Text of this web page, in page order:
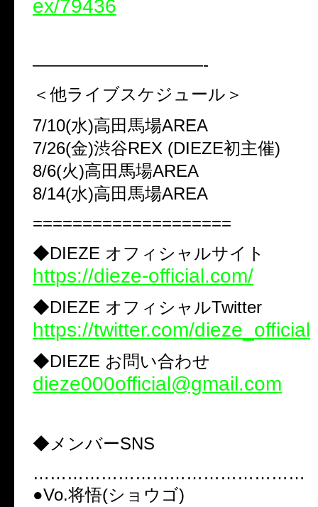
ex/79436
——————————-
＜他ライブスケジュール＞
7/10(水)高田馬場AREA
7/26(金)渋谷REX (DIEZE初主催)
8/6(火)高田馬場AREA
8/14(水)高田馬場AREA
====================
◆DIEZE オフィシャルサイト
https://dieze-official.com/
◆DIEZE オフィシャルTwitter
https://twitter.com/dieze_official
◆DIEZE お問い合わせ
dieze000official@gmail.com
◆メンバーSNS
…………………………………………
●Vo.将悟(ショウゴ)